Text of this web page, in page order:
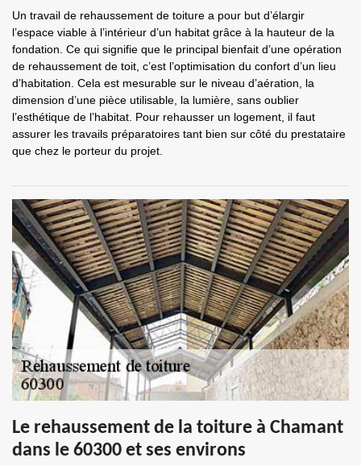
Un travail de rehaussement de toiture a pour but d’élargir
l’espace viable à l’intérieur d’un habitat grâce à la hauteur de la
fondation. Ce qui signifie que le principal bienfait d’une opération
de rehaussement de toit, c’est l’optimisation du confort d’un lieu
d’habitation. Cela est mesurable sur le niveau d’aération, la
dimension d’une pièce utilisable, la lumière, sans oublier
l’esthétique de l’habitat. Pour rehausser un logement, il faut
assurer les travails préparatoires tant bien sur côté du prestataire
que chez le porteur du projet.
Le rehaussement de la toiture à Chamant
dans le 60300 et ses environs